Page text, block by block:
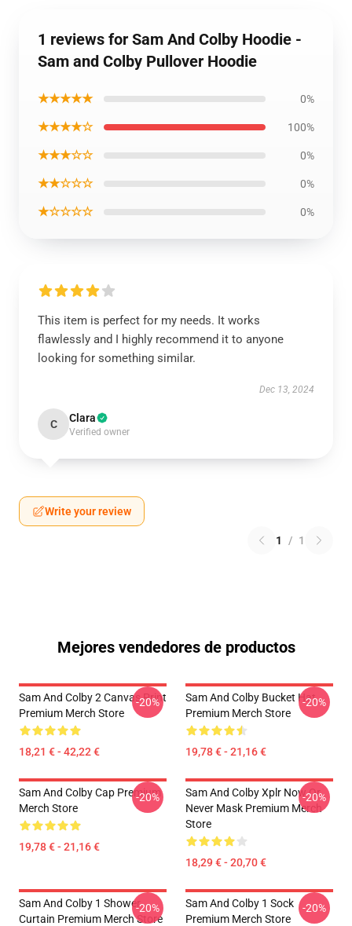
1 reviews for Sam And Colby Hoodie -
Sam and Colby Pullover Hoodie
★★★★★ 0%
★★★★☆ 100%
★★★☆☆ 0%
★★☆☆☆ 0%
★☆☆☆☆ 0%
This item is perfect for my needs. It works
flawlessly and I highly recommend it to anyone
looking for something similar.
Dec 13, 2024
C Clara
Verified owner
Write your review
1 / 1
Mejores vendedores de productos
Sam And Colby 2 Canvas Print
Premium Merch Store
18,21 € - 42,22 €
-20%
Sam And Colby Bucket Hat
Premium Merch Store
19,78 € - 21,16 €
-20%
Sam And Colby Cap Premium
Merch Store
19,78 € - 21,16 €
-20%
Sam And Colby Xplr Now Or
Never Mask Premium Merch
Store
18,29 € - 20,70 €
-20%
Sam And Colby 1 Shower
Curtain Premium Merch Store
-20%
Sam And Colby 1 Sock
Premium Merch Store
-20%